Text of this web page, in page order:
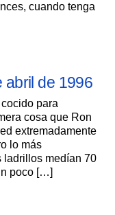
cuando tenga
abril de 1996
para
cosa que Ron
extremadamente
lo más
ladrillos medían 70
poco […]